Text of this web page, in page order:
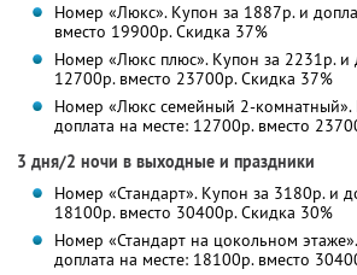
Номер «Люкс». Купон за 1887р. и
вместо 19900р. Скидка 37%
Номер «Люкс плюс». Купон за 2231р. и
12700р. вместо 23700р. Скидка 37%
Номер «Люкс семейный 2-комнатный».
доплата на месте: 12700р. вместо
3 дня/2 ночи в выходные и праздники
Номер «Стандарт». Купон за 3180р. и
18100р. вместо 30400р. Скидка 30%
Номер «Стандарт на цокольном
доплата на месте: 18100р. вместо